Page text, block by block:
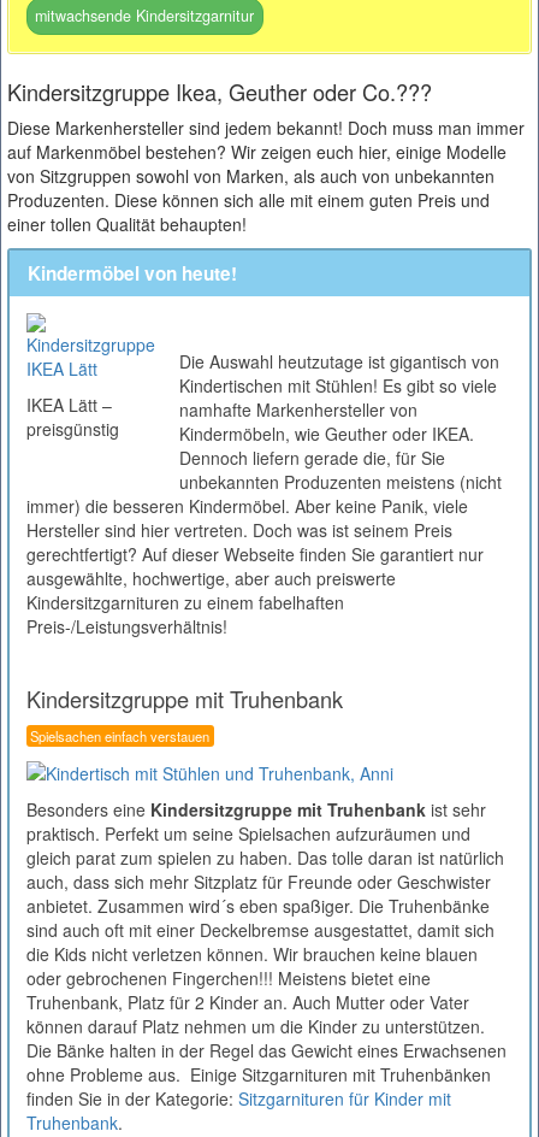
mitwachsende Kindersitzgarnitur
Kindersitzgruppe Ikea, Geuther oder Co.???
Diese Markenhersteller sind jedem bekannt! Doch muss man immer
auf Markenmöbel bestehen? Wir zeigen euch hier, einige Modelle
von Sitzgruppen sowohl von Marken, als auch von unbekannten
Produzenten. Diese können sich alle mit einem guten Preis und
einer tollen Qualität behaupten!
Kindermöbel von heute!
IKEA Lätt –
preisgünstig
Die Auswahl heutzutage ist gigantisch von
Kindertischen mit Stühlen! Es gibt so viele
namhafte Markenhersteller von
Kindermöbeln, wie Geuther oder IKEA.
Dennoch liefern gerade die, für Sie
unbekannten Produzenten meistens (nicht
immer) die besseren Kindermöbel. Aber keine Panik, viele
Hersteller sind hier vertreten. Doch was ist seinem Preis
gerechtfertigt? Auf dieser Webseite finden Sie garantiert nur
ausgewählte, hochwertige, aber auch preiswerte
Kindersitzgarnituren zu einem fabelhaften
Preis-/Leistungsverhältnis!
Kindersitzgruppe mit Truhenbank
Spielsachen einfach verstauen
Besonders eine Kindersitzgruppe mit Truhenbank ist sehr
praktisch. Perfekt um seine Spielsachen aufzuräumen und
gleich parat zum spielen zu haben. Das tolle daran ist natürlich
auch, dass sich mehr Sitzplatz für Freunde oder Geschwister
anbietet. Zusammen wird´s eben spaßiger. Die Truhenbänke
sind auch oft mit einer Deckelbremse ausgestattet, damit sich
die Kids nicht verletzen können. Wir brauchen keine blauen
oder gebrochenen Fingerchen!!! Meistens bietet eine
Truhenbank, Platz für 2 Kinder an. Auch Mutter oder Vater
können darauf Platz nehmen um die Kinder zu unterstützen.
Die Bänke halten in der Regel das Gewicht eines Erwachsenen
ohne Probleme aus. Einige Sitzgarnituren mit Truhenbänken
finden Sie in der Kategorie: Sitzgarnituren für Kinder mit
Truhenbank.